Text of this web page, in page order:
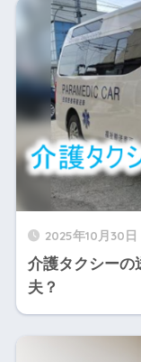
2025年10月30日
介護タクシーの
夫？